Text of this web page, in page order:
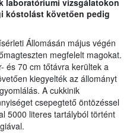
laboratóriumi vizsgálatokon
kóstolást követően pedig
Állomásán május végén
megfelelt magokat.
és 70 cm tőtávra kerültek a
kiegyelték az állományt
A cukkinik
csepegtető öntözéssel
5000 literes tartályból történt